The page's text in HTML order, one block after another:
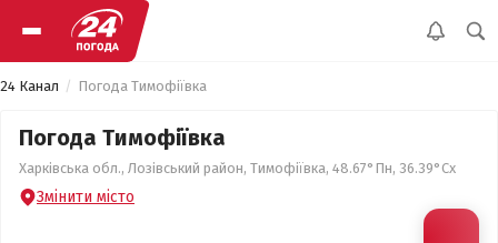
24 Канал Погода Тимофіївка
Погода Тимофіївка
Харківська обл., Лозівський район, Тимофіївка, 48.67°Пн, 36.39°Сх
Змінити місто